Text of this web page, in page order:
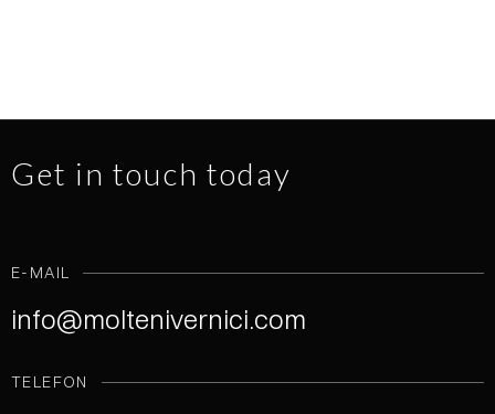
Get in touch today
E-MAIL
info@moltenivernici.com
TELEFON